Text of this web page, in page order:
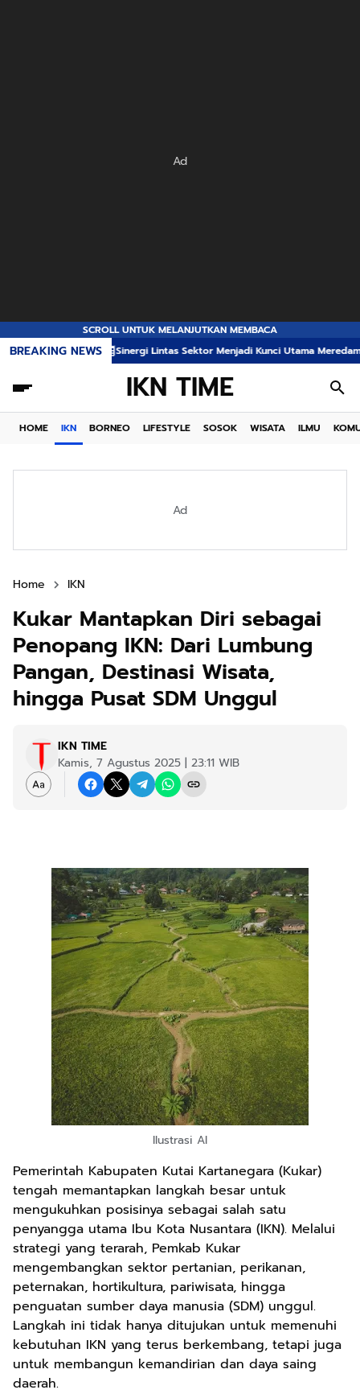
Ad
SCROLL UNTUK MELANJUTKAN MEMBACA
BREAKING NEWS
Sinergi Lintas Sektor Menjadi Kunci Utama Meredam Ancaman
IKN TIME
HOME IKN BORNEO LIFESTYLE SOSOK WISATA ILMU
Ad
Home IKN
Kukar Mantapkan Diri sebagai
Penopang IKN: Dari Lumbung
Pangan, Destinasi Wisata,
hingga Pusat SDM Unggul
IKN TIME
Kamis, 7 Agustus 2025 | 23:11 WIB
Ilustrasi AI
Pemerintah Kabupaten Kutai Kartanegara (Kukar)
tengah memantapkan langkah besar untuk
mengukuhkan posisinya sebagai salah satu
penyangga utama Ibu Kota Nusantara (IKN). Melalui
strategi yang terarah, Pemkab Kukar
mengembangkan sektor pertanian, perikanan,
peternakan, hortikultura, pariwisata, hingga
penguatan sumber daya manusia (SDM) unggul.
Langkah ini tidak hanya ditujukan untuk memenuhi
kebutuhan IKN yang terus berkembang, tetapi juga
untuk membangun kemandirian dan daya saing
daerah.